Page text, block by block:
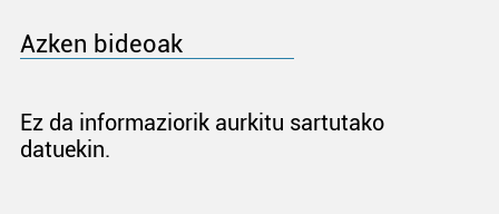
Azken bideoak
Ez da informaziorik aurkitu sartutako
datuekin.